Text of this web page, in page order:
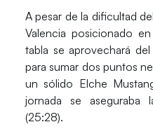
A pesar de la dificultad
Valencia posicionado
tabla se aprovechará
para sumar dos puntos
un sólido Elche
jornada se aseguraba
(25:28).